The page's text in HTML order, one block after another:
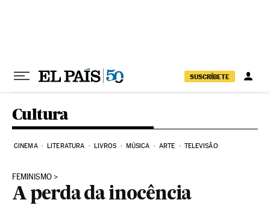
SUSCRÍBETE
Cultura
CINEMA LITERATURA LIVROS MÚSICA ARTE TELEVISÃO
FEMINISMO
A perda da inocência